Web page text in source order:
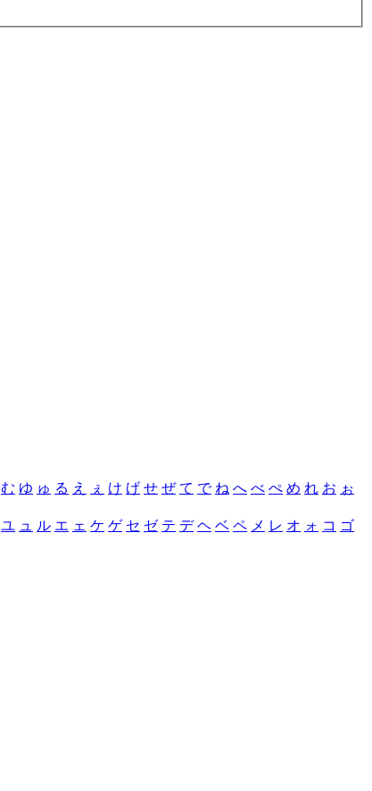
む ゆ ゅ る え ぇ け げ せ ぜ て で ね へ べ ぺ め れ お ぉ
ユ ュ ル エ ェ ケ ゲ セ ゼ テ デ ヘ ベ ペ メ レ オ ォ コ ゴ